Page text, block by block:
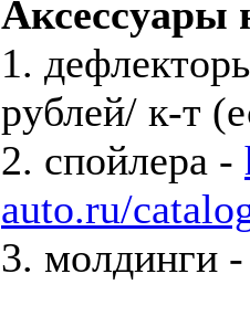
Аксессуары
1.
рублей/ к-т
2. спойлера -
auto.ru/
3. молдинги -